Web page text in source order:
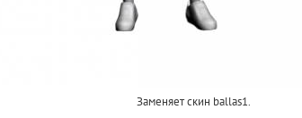
Заменяет скин ballas1.